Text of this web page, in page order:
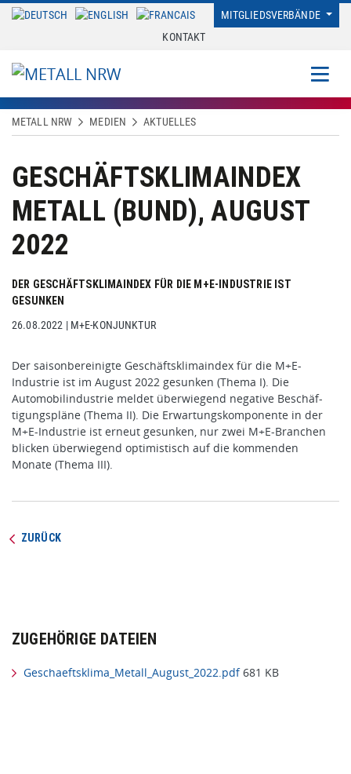
MITGLIEDSVERBÄNDE
KONTAKT
METALL NRW MEDIEN AKTUELLES
GESCHÄFTSKLIMAINDEX
METALL (BUND), AUGUST
2022
DER GESCHÄFTSKLIMAINDEX FÜR DIE M+E-INDUSTRIE IST
GESUNKEN
26.08.2022 | M+E-KONJUNKTUR
Der saisonbereinigte Geschäftsklimaindex für die M+E-
Industrie ist im August 2022 gesunken (Thema I). Die
Automobilindustrie meldet überwiegend negative Beschäf­
tigungspläne (Thema II). Die Erwartungskomponente in der
M+E-Indust­rie ist erneut gesunken, nur zwei M+E-Branchen
blicken überwiegend optimistisch auf die kommenden
Monate (Thema III).
ZURÜCK
ZUGEHÖRIGE DATEIEN
Geschaeftsklima_Metall_August_2022.pdf681 KB